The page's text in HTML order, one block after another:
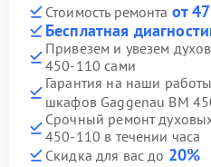
Стоимость ремонта от
Бесплатная
Привезем и увезем
450-110 сами
Гарантия на наши
шкафов Gaggenau BM
Срочный ремонт
450-110 в течении часа
Скидка для вас до 20%